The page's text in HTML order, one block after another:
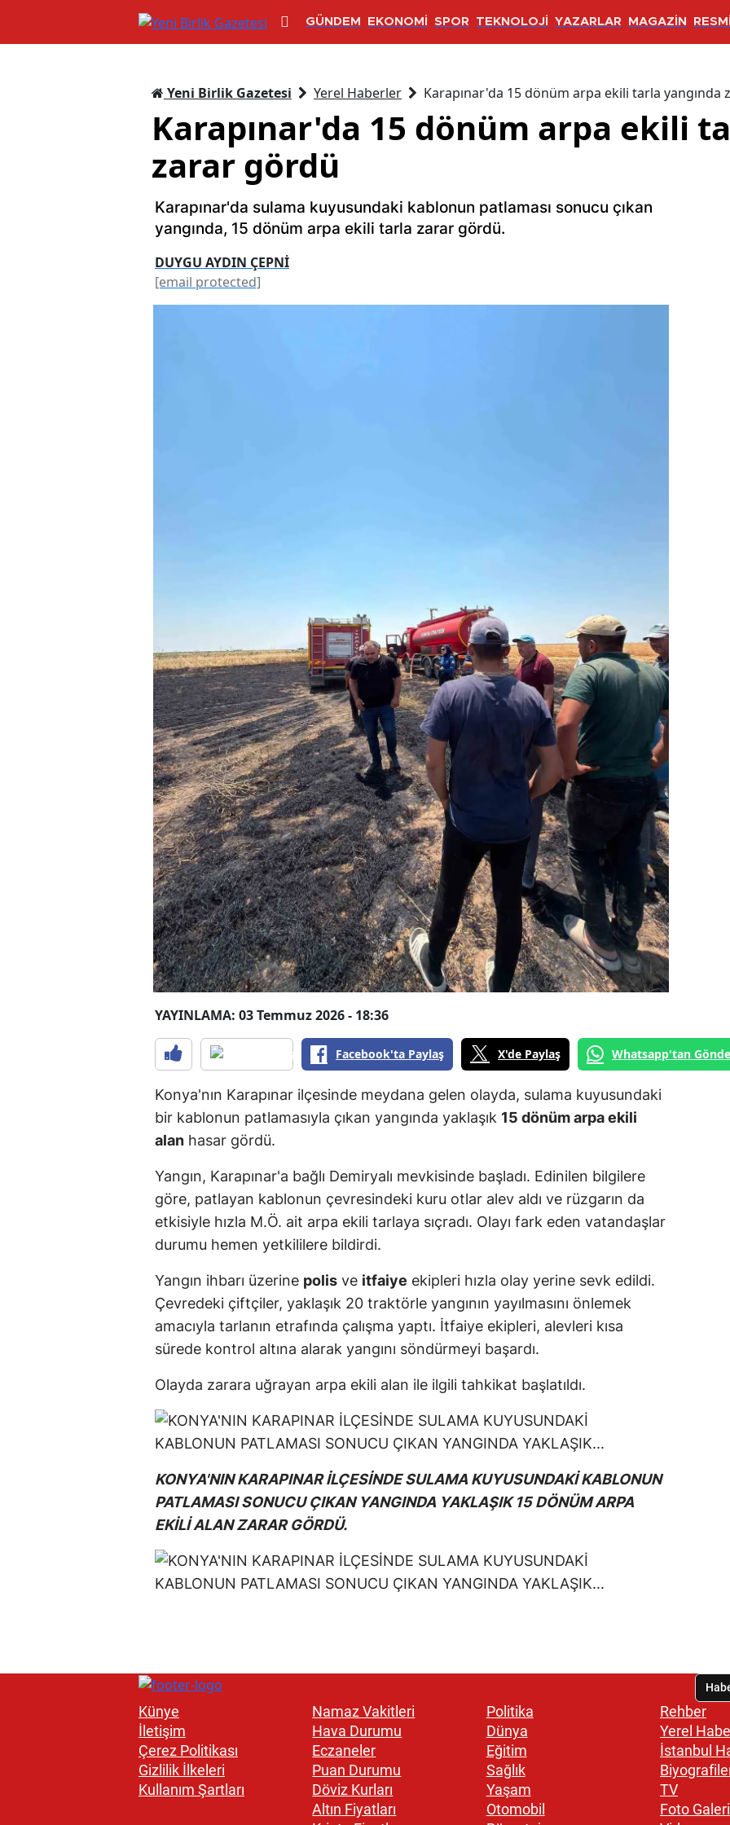
GÜNDEM EKONOMİ SPOR TEKNOLOJİ YAZARLAR MAGAZİN
Yeni Birlik Gazetesi Yerel Haberler Karapınar'da 15 dönüm arpa ekili tarla yangında
Karapınar'da 15 dönüm arpa ekili
zarar gördü
Karapınar'da sulama kuyusundaki kablonun patlaması sonucu çıkan
yangında, 15 dönüm arpa ekili tarla zarar gördü.
DUYGU AYDIN ÇEPNİ
[email protected]
YAYINLAMA: 03 Temmuz 2026 - 18:36
Facebook'ta Paylaş X'de Paylaş Whatsapp'tan
Konya'nın Karapınar ilçesinde meydana gelen olayda, sulama kuyusundaki
bir kablonun patlamasıyla çıkan yangında yaklaşık 15 dönüm arpa ekili
alan hasar gördü.
Yangın, Karapınar'a bağlı Demiryalı mevkisinde başladı. Edinilen bilgilere
göre, patlayan kablonun çevresindeki kuru otlar alev aldı ve rüzgarın da
etkisiyle hızla M.Ö. ait arpa ekili tarlaya sıçradı. Olayı fark eden vatandaşlar
durumu hemen yetkililere bildirdi.
Yangın ihbarı üzerine polis ve itfaiye ekipleri hızla olay yerine sevk edildi.
Çevredeki çiftçiler, yaklaşık 20 traktörle yangının yayılmasını önlemek
amacıyla tarlanın etrafında çalışma yaptı. İtfaiye ekipleri, alevleri kısa
sürede kontrol altına alarak yangını söndürmeyi başardı.
Olayda zarara uğrayan arpa ekili alan ile ilgili tahkikat başlatıldı.
KONYA'NIN KARAPINAR İLÇESİNDE SULAMA KUYUSUNDAKİ KABLONUN
PATLAMASI SONUCU ÇIKAN YANGINDA YAKLAŞIK 15 DÖNÜM ARPA
EKİLİ ALAN ZARAR GÖRDÜ.
Künye
İletişim
Çerez Politikası
Gizlilik İlkeleri
Kullanım Şartları
Namaz Vakitleri
Hava Durumu
Eczaneler
Puan Durumu
Döviz Kurları
Altın Fiyatları
Politika
Dünya
Eğitim
Sağlık
Yaşam
Otomobil
Rehber
Yerel
İstanbul
TV
Foto Galeri